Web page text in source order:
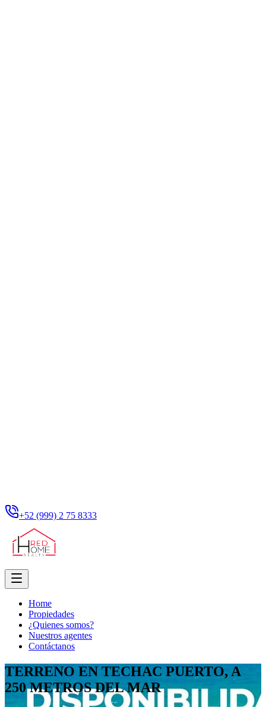
+52 (999) 2 75 8333
Home
Propiedades
¿Quienes somos?
Nuestros agentes
Contáctanos
TERRENO EN TECHAC PUERTO, A
250 METROS DEL MAR